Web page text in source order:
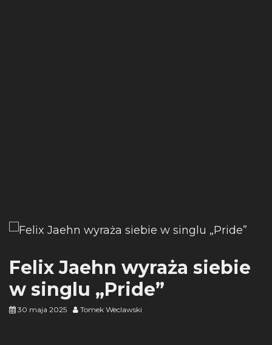
Felix Jaehn wyraża siebie
w singlu „Pride”
30 maja 2025 Tomek Weclawski